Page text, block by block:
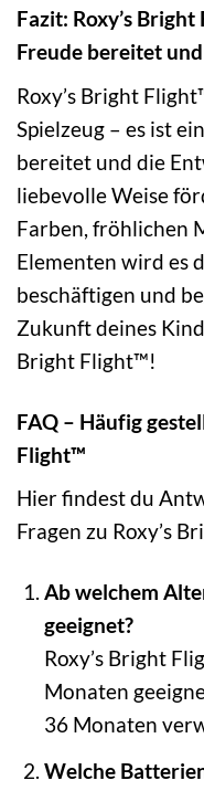
Fazit: Roxy’s
Freude bereitet
Roxy’s Bright
Spielzeug – es ist
bereitet und die
liebevolle Weise
Farben, fröhlichen
Elementen wird es
beschäftigen und
Zukunft deines
Bright Flight™!
FAQ – Häufig
Flight™
Hier findest du
Fragen zu Roxy’s
Ab welchem
geeignet?
Roxy’s Bright
Monaten
36 Monaten
Welche